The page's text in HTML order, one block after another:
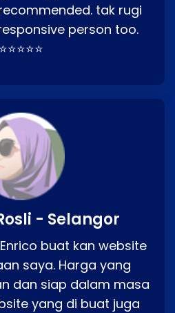
tak rugi
person too.
⭐⭐⭐⭐⭐
- Selangor
buat kan website
saya. Harga yang
dan siap dalam masa
yang di buat juga